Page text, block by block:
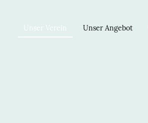
Unser Verein Unser Angebot